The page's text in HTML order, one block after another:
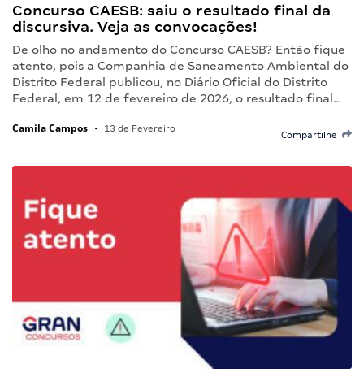
Concurso CAESB: saiu o resultado final da
discursiva. Veja as convocações!
De olho no andamento do Concurso CAESB? Então fique
atento, pois a Companhia de Saneamento Ambiental do
Distrito Federal publicou, no Diário Oficial do Distrito
Federal, em 12 de fevereiro de 2026, o resultado final…
Camila Campos • 13 de Fevereiro
Compartilhe